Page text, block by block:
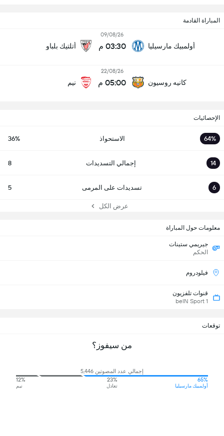
المباراة القادمة
أولمبيك مارسيليا
09/08/26
03:30 م أتلتيك بلباو
كانيه روسيون
22/08/26
05:00 م نيم
الإحصائيات
64% الاستحواذ 36%
14 إجمالي التسديدات 8
6 تسديدات على المرمى 5
عرض الكل
معلومات حول المباراة
جيريمي ستينات
الحكم
فيلودروم
قنوات تلفزيون
beIN Sport 1
توقعات
من سيفوز؟
إجمالي عدد المصوتين 5,446
65%
أولمبيك مارسيليا
23%
تعادل
12%
نيم